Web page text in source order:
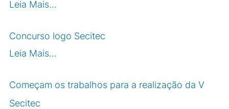
Leia Mais…
Concurso logo Secitec
Leia Mais…
Começam os trabalhos para a realização da V
Secitec